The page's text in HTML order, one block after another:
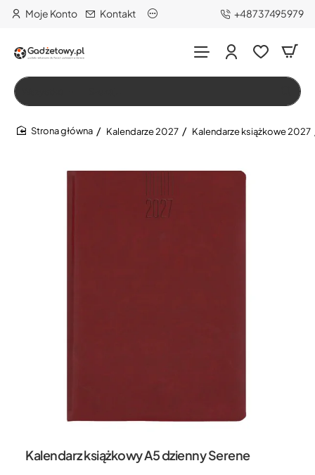
Moje Konto Kontakt +48737495979
Szukaj…
Kalendarze 2027 Kalendarze książkowe 2027
Kalendarz książkowy A5 dzienny Serene